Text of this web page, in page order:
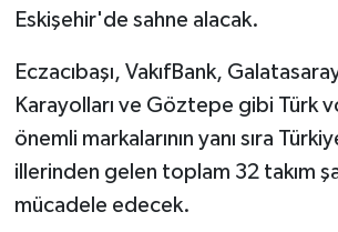
Eskişehir'de sahne alacak.
Eczacıbaşı, VakıfBank,
Karayolları ve Göztepe gibi Türk
önemli markalarının yanı sıra
illerinden gelen toplam 32 takım
mücadele edecek.